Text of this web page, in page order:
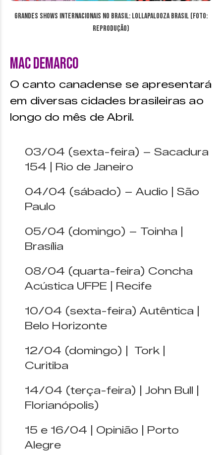
Grandes Shows Internacionais no Brasil: Lollapalooza Brasil (Foto:
reprodução)
Mac DeMarco
O canto canadense se apresentará
em diversas cidades brasileiras ao
longo do mês de Abril.
03/04 (sexta-feira) – Sacadura
154 | Rio de Janeiro
04/04 (sábado) – Audio | São
Paulo
05/04 (domingo) – Toinha |
Brasília
08/04 (quarta-feira) Concha
Acústica UFPE | Recife
10/04 (sexta-feira) Autêntica |
Belo Horizonte
12/04 (domingo) | Tork |
Curitiba
14/04 (terça-feira) | John Bull |
Florianópolis)
15 e 16/04 | Opinião | Porto
Alegre